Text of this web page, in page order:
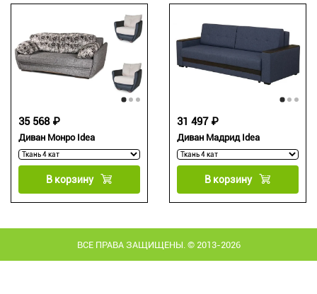
Диван Монро Idea
35 568 ₽
В корзину
Диван Мадрид Idea
31 497 ₽
В корзину
ВСЕ ПРАВА ЗАЩИЩЕНЫ. © 2013-2026